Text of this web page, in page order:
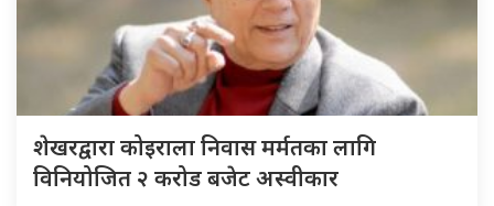
शेखरद्वारा कोइराला निवास मर्मतका लागि
विनियोजित २ करोड बजेट अस्वीकार